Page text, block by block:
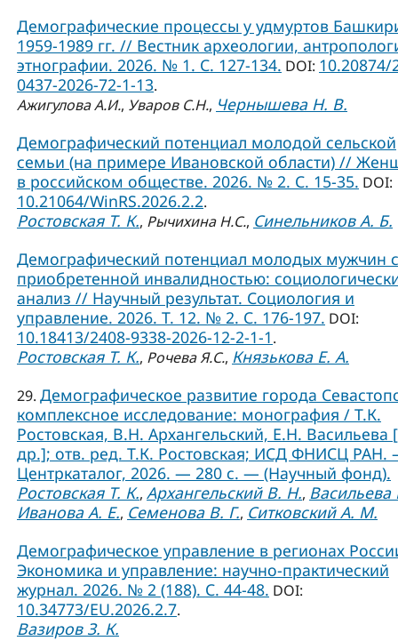
Демографические процессы у удмуртов
1959-1989 гг. // Вестник археологии,
этнографии. 2026. № 1. С. 127-134. DOI: 10.20874/
0437-2026-72-1-13.
Ажигулова А.И., Уваров С.Н., Чернышева Н. В.
Демографический потенциал молодой сельской
семьи (на примере Ивановской области) //
в российском обществе. 2026. № 2. С. 15-35. DOI:
10.21064/WinRS.2026.2.2.
Ростовская Т. К., Рычихина Н.С., Синельников А. Б.
Демографический потенциал молодых мужчин с
приобретенной инвалидностью:
анализ // Научный результат. Социология и
управление. 2026. Т. 12. № 2. С. 176-197. DOI:
10.18413/2408-9338-2026-12-2-1-1.
Ростовская Т. К., Рочева Я.С., Князькова Е. А.
29. Демографическое развитие города
комплексное исследование: монография / Т.К.
Ростовская, В.Н. Архангельский, Е.Н. Васильева
др.]; отв. ред. Т.К. Ростовская; ИСД ФНИСЦ
Центркаталог, 2026. — 280 с. — (Научный фонд).
Ростовская Т. К., Архангельский В. Н., Васильева
Иванова А. Е., Семенова В. Г., Ситковский А. М.
Демографическое управление в регионах
Экономика и управление: научно-практический
журнал. 2026. № 2 (188). С. 44-48. DOI:
10.34773/EU.2026.2.7.
Вазиров З. К.